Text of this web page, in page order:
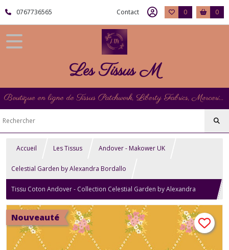
0767736565 Contact 0 0
Les Tissus M
Boutique en ligne de Tissus Patchwork, Liberty Fabrics, Mercerie et Matériel de Point de Croix
Accueil Les Tissus Andover - Makower UK
Celestial Garden by Alexandra Bordallo
Tissu Coton Andover - Collection Celestial Garden by Alexandra
Bordallo - Starwoven Garden Tawny Gold
Nouveauté